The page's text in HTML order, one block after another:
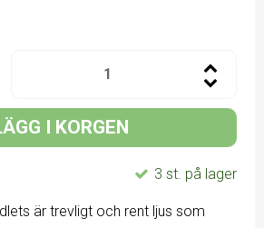
I KORGEN
3 st. på lager
är trevligt och rent ljus som